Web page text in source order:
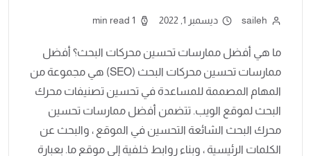
saileh ديسمبر 1, 2022 1 min read
ما هي أفضل ممارسات تحسين محركات البحث؟ أفضل
ممارسات تحسين محركات البحث (SEO) هي مجموعة من
المهام المصممة للمساعدة في تحسين تصنيفات محرك
البحث لموقع الويب. تتضمن أفضل ممارسات تحسين
محرك البحث الشائعة التحسين في الموقع ، والبحث عن
الكلمات الرئيسية ، وبناء روابط خلفية إلى موقع ما. بعبارة